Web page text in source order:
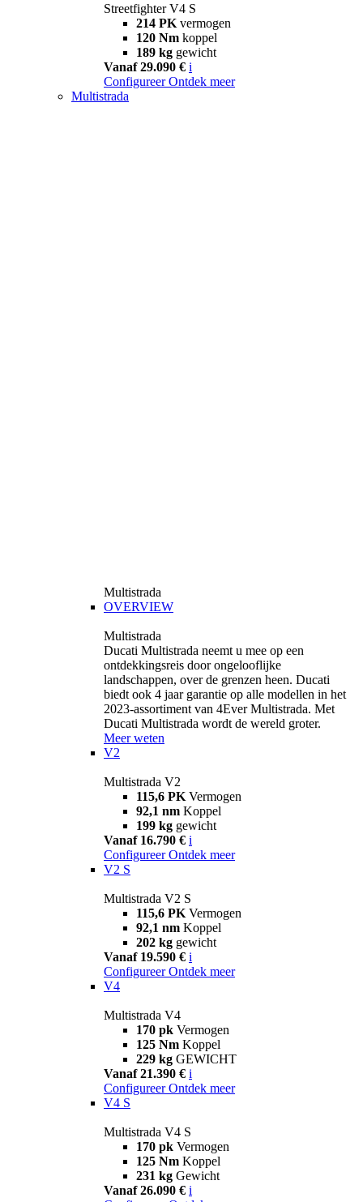
Streetfighter V4 S
214 PK vermogen
120 Nm koppel
189 kg gewicht
Vanaf 29.090 € i
Configureer Ontdek meer
Multistrada
Multistrada
OVERVIEW
Multistrada
Ducati Multistrada neemt u mee op een
ontdekkingsreis door ongelooflijke
landschappen, over de grenzen heen. Ducati
biedt ook 4 jaar garantie op alle modellen in het
2023-assortiment van 4Ever Multistrada. Met
Ducati Multistrada wordt de wereld groter.
Meer weten
V2
Multistrada V2
115,6 PK Vermogen
92,1 nm Koppel
199 kg gewicht
Vanaf 16.790 € i
Configureer Ontdek meer
V2 S
Multistrada V2 S
115,6 PK Vermogen
92,1 nm Koppel
202 kg gewicht
Vanaf 19.590 € i
Configureer Ontdek meer
V4
Multistrada V4
170 pk Vermogen
125 Nm Koppel
229 kg GEWICHT
Vanaf 21.390 € i
Configureer Ontdek meer
V4 S
Multistrada V4 S
170 pk Vermogen
125 Nm Koppel
231 kg Gewicht
Vanaf 26.090 € i